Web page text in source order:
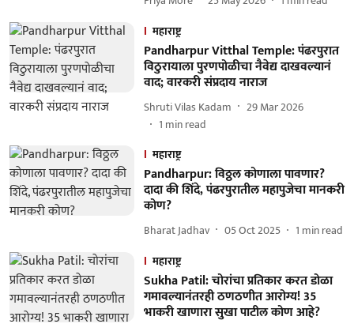
महाराष्ट्र
Pandharpur Vitthal Temple: पंढरपुरात
विठुरायाला पुरणपोळीचा नैवेद्य दाखवल्यानं
वाद; वारकरी संप्रदाय नाराज
Shruti Vilas Kadam
29 Mar 2026
1 min read
महाराष्ट्र
Pandharpur: विठ्ठल कोणाला पावणार?
दादा की शिंदे, पंढरपुरातील महापुजेचा मानकरी
कोण?
Bharat Jadhav 05 Oct 2025 1 min read
महाराष्ट्र
Sukha Patil: चोरांचा प्रतिकार करत डोळा
गमावल्यानंतरही ठणठणीत आरोग्य! 35
भाकरी खाणारा सुखा पाटील कोण आहे?